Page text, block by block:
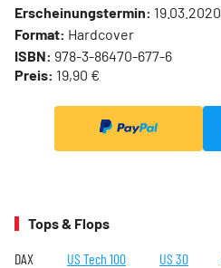
Erscheinungstermin: 19.03.2020
Format: Hardcover
ISBN: 978-3-86470-677-6
Preis: 19,90 €
Tops & Flops
DAX US Tech 100 US 30